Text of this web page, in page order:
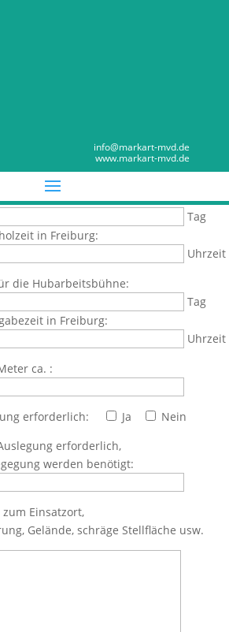
info@markart-mvd.de
www.markart-mvd.de
NHR 17
hier die Detailangaben für Ihre Anfrage:
die Hubarbeitsbühne:
Tag
in Freiburg:
Uhrzeit
die Hubarbeitsbühne:
Tag
in Freiburg:
Uhrzeit
ca. :
erforderlich: Ja
Nein
erforderlich,
werden benötigt:
Einsatzort,
Gelände, schräge Stellfläche usw.